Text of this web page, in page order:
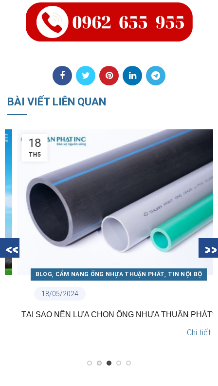
BÀI VIẾT LIÊN QUAN
18
TH5
18/05/2024
BLOG,CẨM NANG ỐNG NHỰA THUẬN PHÁT,TIN NỘI BỘ
TẠI SAO NÊN LỰA CHỌN ỐNG NHỰA THUẬN PHÁT?
Chi tiết